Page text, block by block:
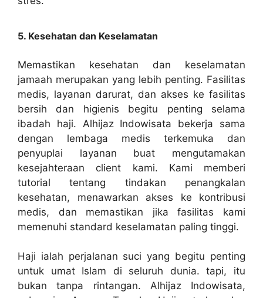
5. Kesehatan dan Keselamatan
Memastikan kesehatan dan keselamatan
jamaah merupakan yang lebih penting. Fasilitas
medis, layanan darurat, dan akses ke fasilitas
bersih dan higienis begitu penting selama
ibadah haji. Alhijaz Indowisata bekerja sama
dengan lembaga medis terkemuka dan
penyuplai layanan buat mengutamakan
kesejahteraan client kami. Kami memberi
tutorial tentang tindakan penangkalan
kesehatan, menawarkan akses ke kontribusi
medis, dan memastikan jika fasilitas kami
memenuhi standard keselamatan paling tinggi.
Haji ialah perjalanan suci yang begitu penting
untuk umat Islam di seluruh dunia. tapi, itu
bukan tanpa rintangan. Alhijaz Indowisata,